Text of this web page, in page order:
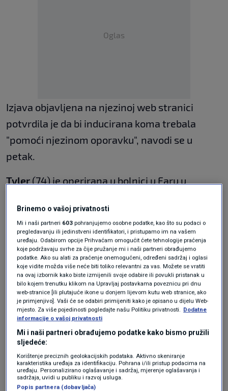
Oglas
Izjava objavljena na njezinoj web stranici
potvrdila je da bi inducirana koma trebala
"pomoći njezinom oporavku", navodi se u
petak.
Tyler (74) je operirana u bolnici u Faru u
oporavljala, ali joj se stanje potom pogoršalo
zbog infekcije, izvijestili su portugalski listovi
Público i Correio da Manha.
U izjavi na Tylerinoj web stranici stoji zahvala
obožavateljima na "nevjerojatnim izrazima
ljubavi i dobrih želja".
Također se traži "privatnost u ovom teškom
trenutku", te navodi: "Objavit ćemo daljnju
izjavu kada budemo u mogućnosti."
Tyler je najpoznatija po hitovima Total Eclipse
Brinemo o vašoj privatnosti
Mi i naši partneri 603 pohranjujemo osobne podatke, kao što su podaci o
pregledavanju ili jedinstveni identifikatori, i pristupamo im na vašem
uređaju. Odabirom opcije Prihvaćam omogućit ćete tehnologije praćenja
koje podržavaju svrhe za čije pružanje mi i naši partneri obrađujemo
podatke. Ako su alati za praćenje onemogućeni, određeni sadržaj i oglasi
koje vidite možda više neće biti toliko relevantni za vas. Možete se vratiti
na ovaj izbornik kako biste izmijenili svoje odabire ili povukli pristanak u
bilo kojem trenutku klikom na Upravljaj postavkama poveznicu pri dnu
web-stranice [ili plutajuće ikone u donjem lijevom kutu web stranice, ako
je primjenjivo]. Vaši će se odabiri primijeniti kako je opisano u dijelu Web-
mjesto. Za više pojedinosti pogledajte našu Politiku privatnosti.
Dodatne
informacije o vašoj privatnosti
Mi i naši partneri obrađujemo podatke kako bismo pružili
sljedeće:
Korištenje preciznih geolokacijskih podataka. Aktivno skeniranje
karakteristika uređaja za identifikaciju. Pohrana i/ili pristup podacima na
uređaju. Personalizirano oglašavanje i sadržaj, mjerenje oglašavanja i
sadržaja, uvidi u publiku i razvoj usluga.
Popis partnera (dobavljača)